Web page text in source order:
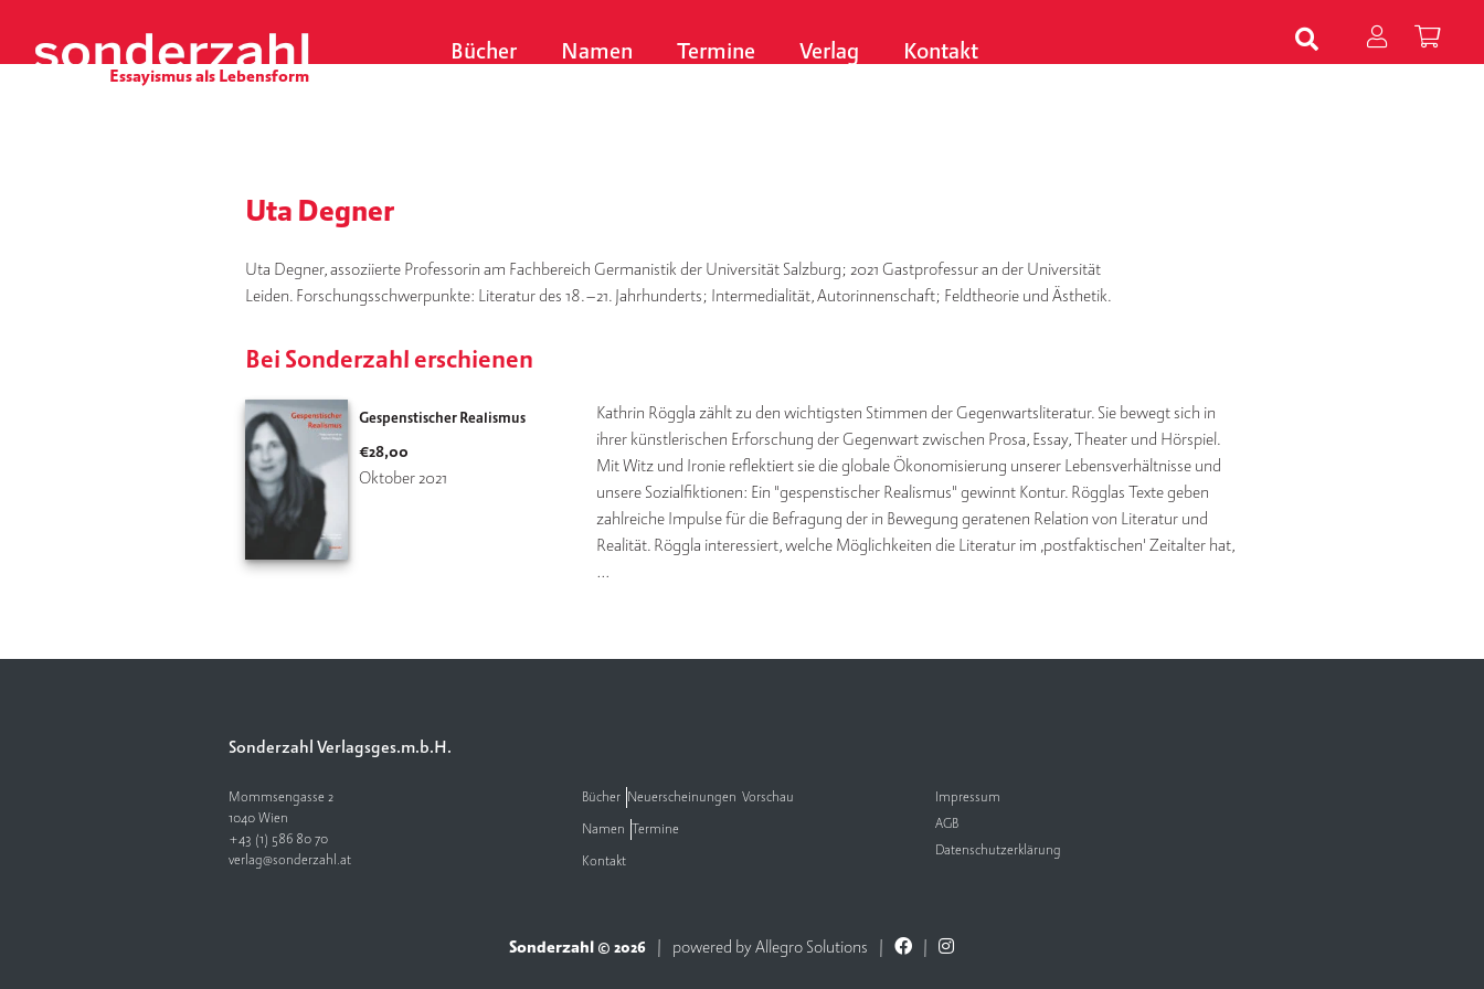
i
Bücher Namen Termine Verlag Kontakt
Uta Degner
Uta Degner, assoziierte Professorin am Fachbereich Germanistik der Universität Salzburg; 2021 Gastprofessur an der Universität
Leiden. Forschungsschwerpunkte: Literatur des 18.–21. Jahrhunderts; Intermedialität, Autorinnenschaft; Feldtheorie und Ästhetik.
Bei Sonderzahl erschienen
Gespenstischer Realismus
€28,00
Oktober 2021
Kathrin Röggla zählt zu den wichtigsten Stimmen der Gegenwartsliteratur. Sie bewegt sich in
ihrer künstlerischen Erforschung der Gegenwart zwischen Prosa, Essay, Theater und Hörspiel.
Mit Witz und Ironie reflektiert sie die globale Ökonomisierung unserer Lebensverhältnisse und
unsere Sozialfiktionen: Ein "gespenstischer Realismus" gewinnt Kontur. Rögglas Texte geben
zahlreiche Impulse für die Befragung der in Bewegung geratenen Relation von Literatur und
Realität. Röggla interessiert, welche Möglichkeiten die Literatur im ‚postfaktischen' Zeitalter hat,
…
Sonderzahl Verlagsges.m.b.H.
Mommsengasse 2
1040 Wien
+43 (1) 586 80 70
verlag@sonderzahl.at
Bücher Neuerscheinungen Vorschau
Namen Termine
Kontakt
Impressum
AGB
Datenschutzerklärung
Sonderzahl © 2026 powered byAllegro Solutions